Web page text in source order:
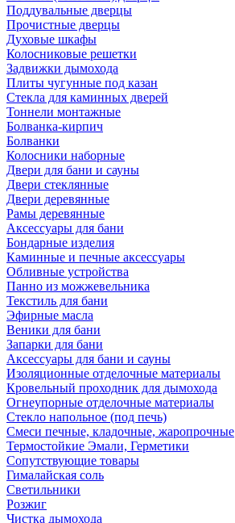
Поддувальные дверцы
Прочистные дверцы
Духовые шкафы
Колосниковые решетки
Задвижки дымохода
Плиты чугунные под казан
Стекла для каминных дверей
Тоннели монтажные
Болванка-кирпич
Болванки
Колосники наборные
Двери для бани и сауны
Двери стеклянные
Двери деревянные
Рамы деревянные
Аксессуары для бани
Бондарные изделия
Каминные и печные аксессуары
Обливные устройства
Панно из можжевельника
Текстиль для бани
Эфирные масла
Веники для бани
Запарки для бани
Аксессуары для бани и сауны
Изоляционные отделочные материалы
Кровельный проходник для дымохода
Огнеупорные отделочные материалы
Стекло напольное (под печь)
Смеси печные, кладочные, жаропрочные
Термостойкие Эмали, Герметики
Сопутствующие товары
Гималайская соль
Светильники
Розжиг
Чистка дымохода